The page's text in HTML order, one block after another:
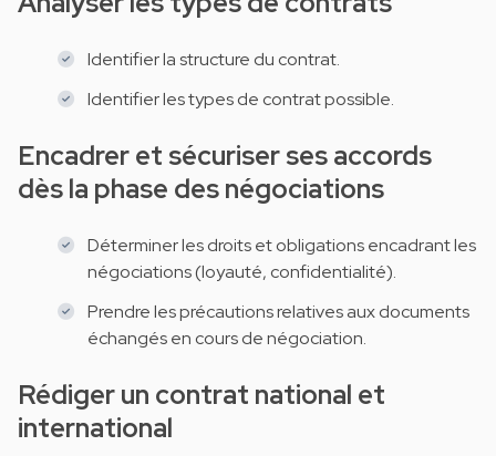
Identifier la structure du contrat.
Identifier les types de contrat possible.
Encadrer et sécuriser ses accords
dès la phase des négociations
Déterminer les droits et obligations encadrant les
négociations (loyauté, confidentialité).
Prendre les précautions relatives aux documents
échangés en cours de négociation.
Rédiger un contrat national et
international